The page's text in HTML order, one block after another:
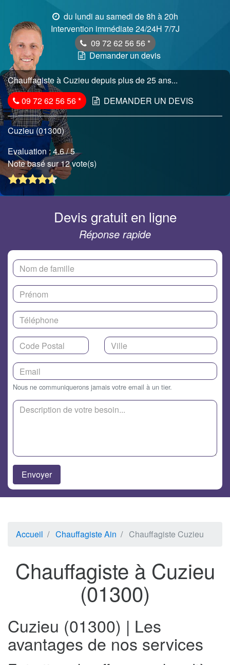
du lundi au samedi de 8h à 20h
Intervention immédiate 24/24H 7/7J
09 72 62 56 56 *
Demander un devis
Chauffagiste à Cuzieu depuis plus de 25 ans...
09 72 62 56 56* DEMANDER UN DEVIS
Cuzieu (01300)
Evaluation :4.6/ 5
Note basé sur 12 vote(s)
Devis gratuit en ligne
Réponse rapide
Nous ne communiquerons jamais votre email à un tier.
Accueil Chauffagiste Ain Chauffagiste Cuzieu
Chauffagiste à Cuzieu
(01300)
Cuzieu (01300) | Les
avantages de nos services